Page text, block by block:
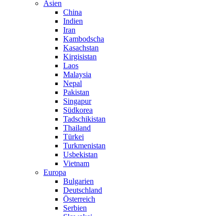
Asien
China
Indien
Iran
Kambodscha
Kasachstan
Kirgisistan
Laos
Malaysia
Nepal
Pakistan
Singapur
Südkorea
Tadschikistan
Thailand
Türkei
Turkmenistan
Usbekistan
Vietnam
Europa
Bulgarien
Deutschland
Österreich
Serbien